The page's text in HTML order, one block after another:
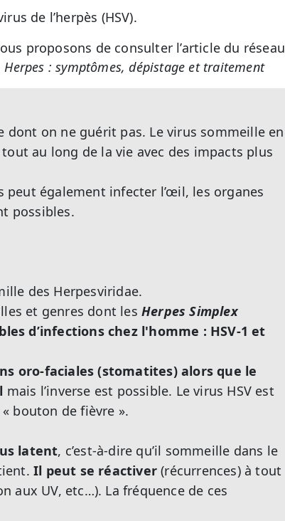
de l’herpès (HSV).
proposons de consulter l’article du réseau
Herpes : symptômes, dépistage et traitement
on ne guérit pas. Le virus sommeille en
au long de la vie avec des impacts plus
peut également infecter l’œil, les organes
possibles.
des Herpesviridae.
et genres dont les Herpes Simplex
d’infections chez l'homme : HSV-1 et
oro-faciales (stomatites) alors que le
mais l’inverse est possible. Le virus HSV est
bouton de fièvre ».
latent, c’est-à-dire qu’il sommeille dans le
Il peut se réactiver (récurrences) à tout
UV, etc…). La fréquence de ces